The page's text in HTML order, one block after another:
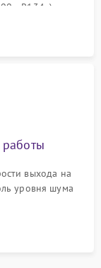
R134a) по
в системе.
выхода на
уровня шума
и корректного
оттайки.